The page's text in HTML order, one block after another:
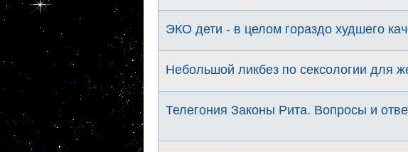
ЭКО дети - в целом гораздо худшего
Небольшой ликбез по сексологии для
Телегония Законы Рита. Вопросы и